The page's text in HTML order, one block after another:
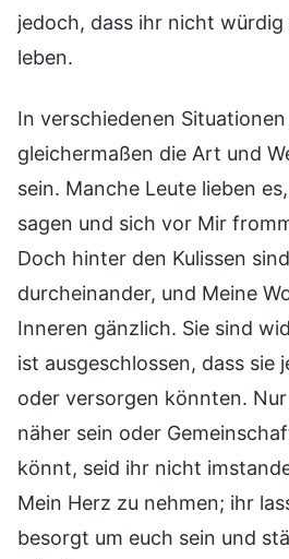
jedoch, dass ihr nicht würdig
leben.
In verschiedenen
gleichermaßen die Art und
sein. Manche Leute lieben
sagen und sich vor Mir
Doch hinter den Kulissen
durcheinander, und Meine
Inneren gänzlich. Sie sind
ist ausgeschlossen, dass sie
oder versorgen könnten.
näher sein oder
könnt, seid ihr nicht
Mein Herz zu nehmen; ihr
besorgt um euch sein und